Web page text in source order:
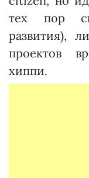
тех пор
развития),
проектов
хиппи.